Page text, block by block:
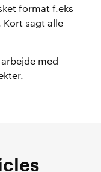
format f.eks
Kort sagt alle
med